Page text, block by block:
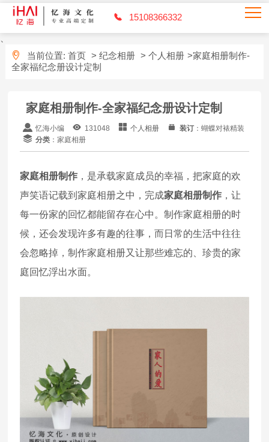
15108366332
当前位置: 首页 > 纪念相册 > 个人相册 >家庭相册制作-
全家福纪念册设计定制
家庭相册制作-全家福纪念册设计定制
忆海小编 131048 个人相册 装订 ：蝴蝶对裱精装
分类 ：家庭相册
家庭相册制作 ，是承载家庭成员的幸福，把家庭的欢
声笑语记载到家庭相册之中，完成家庭相册制作 ，让
每一份家的回忆都能留存在心中。制作家庭相册的时
候，还会发现许多有趣的往事，而日常的生活中往往
会忽略掉，制作家庭相册又让那些难忘的、珍贵的家
庭回忆浮出水面。